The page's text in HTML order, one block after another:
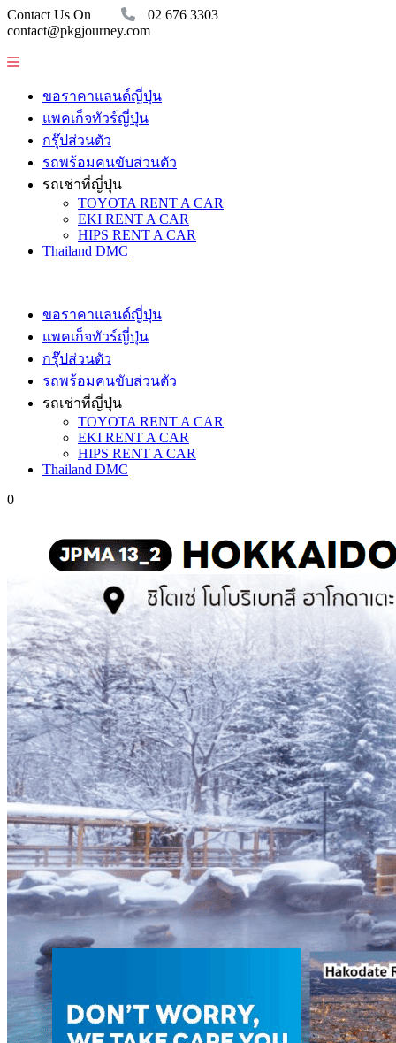
Contact Us On
02 676 3303
contact@pkgjourney.com
ขอราคาแลนด์ญี่ปุ่น
แพคเก็จทัวร์ญี่ปุ่น
กรุ๊ปส่วนตัว
รถพร้อมคนขับส่วนตัว
รถเช่าที่ญี่ปุ่น
TOYOTA RENT A CAR
EKI RENT A CAR
HIPS RENT A CAR
Thailand DMC
ขอราคาแลนด์ญี่ปุ่น
แพคเก็จทัวร์ญี่ปุ่น
กรุ๊ปส่วนตัว
รถพร้อมคนขับส่วนตัว
รถเช่าที่ญี่ปุ่น
TOYOTA RENT A CAR
EKI RENT A CAR
HIPS RENT A CAR
Thailand DMC
0